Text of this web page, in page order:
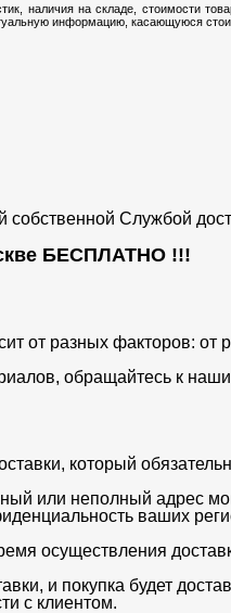
наличия на складе, стоимости
информацию, касающуюся
собственной Службой
БЕСПЛАТНО !!!
от разных факторов:
обращайтесь к
который
или неполный адрес
ваших
осуществления
и покупка будет
с клиентом.